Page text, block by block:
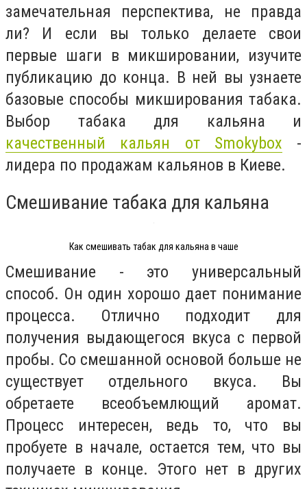
замечательная перспектива, не правда
ли? И если вы только делаете свои
первые шаги в микшировании, изучите
публикацию до конца. В ней вы узнаете
базовые способы микширования табака.
Выбор табака для кальяна и
качественный кальян от Smokybox -
лидера по продажам кальянов в Киеве.
Смешивание табака для кальяна
Как смешивать табак для кальяна в чаше
Смешивание - это универсальный
способ. Он один хорошо дает понимание
процесса. Отлично подходит для
получения выдающегося вкуса с первой
пробы. Со смешанной основой больше не
существует отдельного вкуса. Вы
обретаете всеобъемлющий аромат.
Процесс интересен, ведь то, что вы
пробуете в начале, остается тем, что вы
получаете в конце. Этого нет в других